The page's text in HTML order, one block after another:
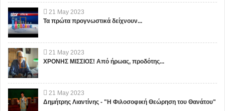
21 May 2023
Τα πρώτα προγνωστικά δείχνουν...
21 May 2023
ΧΡΟΝΗΣ ΜΙΣΣΙΟΣ! Από ήρωας, προδότης...
21 May 2023
Δημήτρης Λιαντίνης - "Η Φιλοσοφική Θεώρηση του Θανάτου"